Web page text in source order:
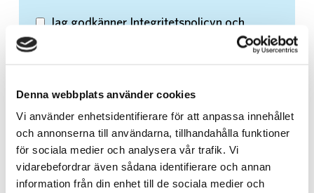
Denna webbplats använder cookies
Vi använder enhetsidentifierare för att anpassa innehållet
och annonserna till användarna, tillhandahålla funktioner
för sociala medier och analysera vår trafik. Vi
vidarebefordrar även sådana identifierare och annan
information från din enhet till de sociala medier och
Jag godkänner Integritetspolicyn och
Användarvillkoren